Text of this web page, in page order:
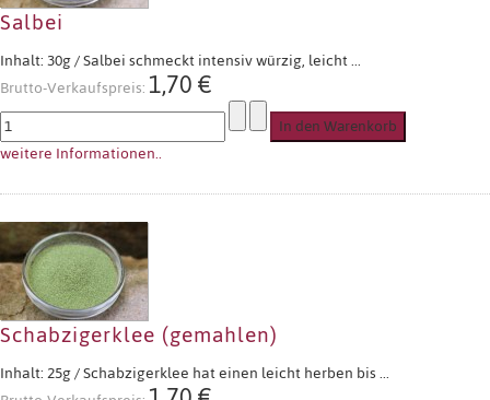
Salbei
Inhalt: 30g / Salbei schmeckt intensiv würzig, leicht ...
Brutto-Verkaufspreis:1,70 €
weitere Informationen..
Schabzigerklee (gemahlen)
Inhalt: 25g / Schabzigerklee hat einen leicht herben bis ...